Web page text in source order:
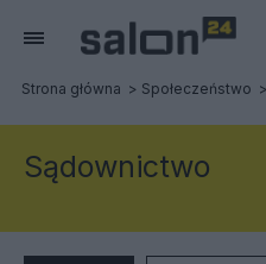
Strona główna Społeczeństwo
Sądownictwo